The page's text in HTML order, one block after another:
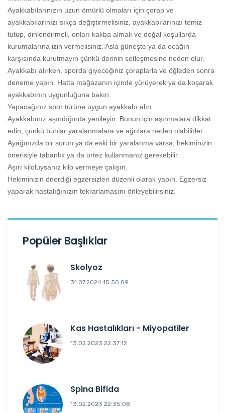
Ayakkabılarınızın uzun ömürlü olmaları için çorap ve
ayakkabılarınızı sıkça değiştirmelisiniz, ayakkabılarınızı temiz
tutup, dinlendirmeli, onları kalıba almalı ve doğal koşullarda
kurumalarına izin vermelisiniz. Asla güneşte ya da ocağın
karşısında kurutmayın çünkü derinin setleşmesine neden olur.
Ayakkabı alırken, sporda giyeceğiniz çoraplarla ve öğleden sonra
deneme yapın. Hatta mağazanın içinde yürüyerek ya da koşarak
ayakkabının uygunluğuna bakın.
Yapacağınız spor türüne uygun ayakkabı alın.
Ayakkabınız aşındığında yenileyin. Bunun için aşınmalara dikkat
edin, çünkü bunlar yaralanmalara ve ağrılara neden olabilirler.
Ayağınızda bir sorun ya da eski bir yaralanma varsa, hekiminizin
önerisiyle tabanlık ya da ortez kullanmanız gerekebilir.
Aşırı kiloluysanız kilo vermeye çalışın.
Hekiminizin önerdiği egzersizleri düzenli olarak yapın. Egzersiz
yaparak hastalığınızın tekrarlamasını önleyebilirsiniz.
Popüler Başlıklar
Skolyoz
31.07.2024 15:50:09
Kas Hastalıkları - Miyopatiler
13.02.2023 22:37:12
Spina Bifida
13.02.2023 22:35:08